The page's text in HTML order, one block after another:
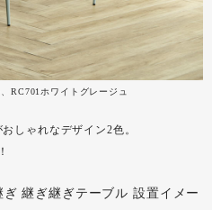
RC701ホワイトグレージュ
しゃれなデザイン2色。